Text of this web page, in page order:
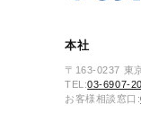
本社
〒163-0237
TEL:03-6907-
お客様相談窓口: